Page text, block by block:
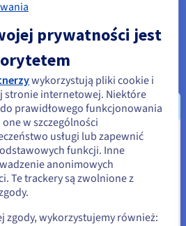
jasny i intuicyjny sposób
ich ilości między wieloma etapami
skuteczne w przypadku
materiałów w procesie lub
klientów, których szerokość
przepływu.
granic dochodzi za sprawą
które przedstawiają zmiany
w czasie w różnych kategoriach,
rzekę, co jest idealne do
się trendów, takich jak
współrzędnych równoległych
wielu zmiennych dla wielu
odkrywając klastry i korelacje,
się w
w Stany Zjednoczone, wyszukaj
prywatności jest
wykorzystują pliki cookie i
stronie internetowej. Niektóre
prawidłowego funkcjonowania
w szczególności
usługi lub zapewnić
funkcji. Inne
anonimowych
Te trackery są zwolnione z
zgody, wykorzystujemy również: